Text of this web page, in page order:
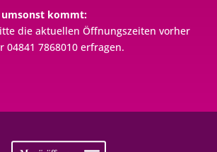
kommt:
die aktuellen Öffnungszeiten vorher
04841 7868010 erfragen.